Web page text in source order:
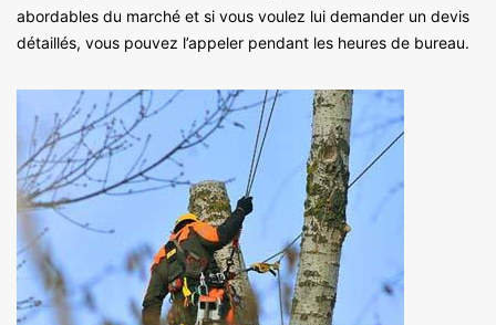
abordables du marché et si vous voulez lui demander un devis
détaillés, vous pouvez l’appeler pendant les heures de bureau.